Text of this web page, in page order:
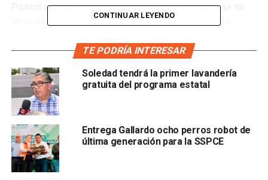
y para llevar más apoyo a las y los potosinas de
las cuatro regiones, el gobernador Ricardo Gallardo
Presidenta electa de México, Claudia Sheinbaum Pardo, al
López Obrador, para modernizar la Entidad, mejorar la
movilidad y condiciones de vida de las familias.
El mandatario potosino explicó que ha mantenido un buen
diálogo y apertura con el Gobierno Federal, para consolidar
grandes obras como: el segundo piso de la carretera 57,
desde el Distribuidor Juárez hasta Villa de Pozos, la
CONTINUAR LEYENDO
TE PODRÍA INTERESAR
Soledad tendrá la primer lavandería
gratuita del programa estatal
Entrega Gallardo ocho perros robot de
última generación para la SSPCE